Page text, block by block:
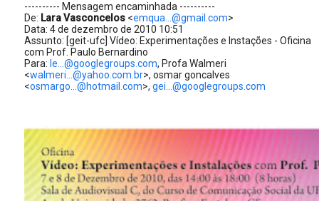
---------- Mensagem encaminhada ----------
De: Lara Vasconcelos <emqua...@gmail.com>
Data: 4 de dezembro de 2010 10:51
Assunto: [geit-ufc] Vídeo: Experimentações e Instações - Oficina
com Prof. Paulo Bernardino
Para: le...@googlegroups.com, Profa Walmeri
<walmeri...@yahoo.com.br>, osmar goncalves
<osmargo...@hotmail.com>, gei...@googlegroups.com